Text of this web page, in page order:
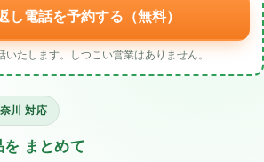
し電話を予約する（無料）
いたします。しつこい営業はありません。
川 対応
まとめて